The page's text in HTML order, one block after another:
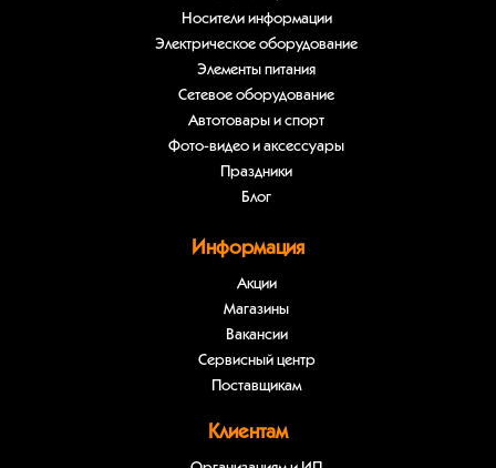
Носители информации
Электрическое оборудование
Элементы питания
Сетевое оборудование
Автотовары и спорт
Фото-видео и аксессуары
Праздники
Блог
Информация
Акции
Магазины
Вакансии
Сервисный центр
Поставщикам
Клиентам